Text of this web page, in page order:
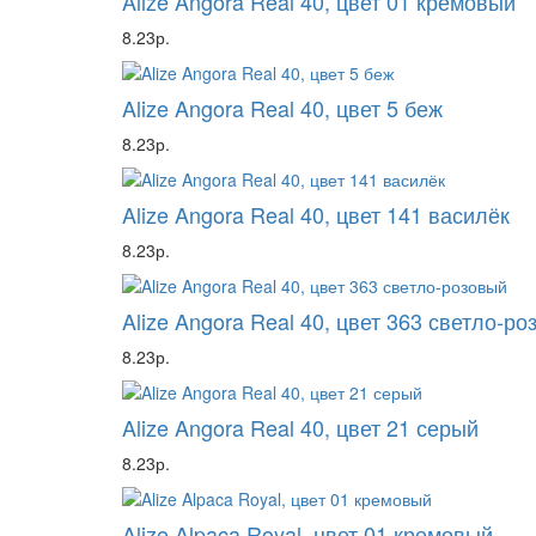
8.23р.
Alize Angora Real 40, цвет 5 беж
8.23р.
Alize Angora Real 40, цвет 141 василёк
8.23р.
Alize Angora Real 40, цвет 363 светло-
8.23р.
Alize Angora Real 40, цвет 21 серый
8.23р.